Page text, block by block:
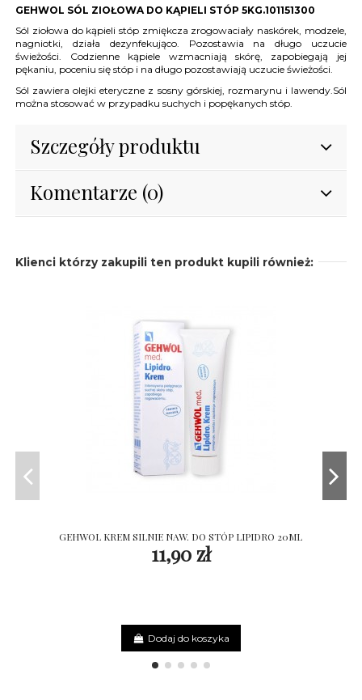
GEHWOL SÓL ZIOŁOWA DO KĄPIELI STÓP 5KG.101151300
Sól ziołowa do kąpieli stóp zmiękcza zrogowaciały naskórek, modzele,
nagniotki, działa dezynfekująco. Pozostawia na długo uczucie
świeżości. Codzienne kąpiele wzmacniają skórę, zapobiegają jej
pękaniu, poceniu się stóp i na długo pozostawiają uczucie świeżości.
Sól zawiera olejki eteryczne z sosny górskiej, rozmarynu i lawendy.Sól
można stosować w przypadku suchych i popękanych stóp.
Szczegóły produktu
Komentarze (0)
Klienci którzy zakupili ten produkt kupili również:
GEHWOL KREM SILNIE NAW. DO STÓP LIPIDRO 20ML
11,90 zł
Dodaj do koszyka